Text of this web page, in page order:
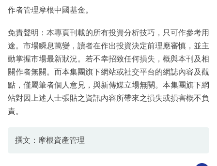
作者管理摩根中國基金。
免責聲明：本專頁刊載的所有投資分析技巧，只可作參考用
途。市場瞬息萬變，讀者在作出投資決定前理應審慎，並主
動掌握市場最新狀況。若不幸招致任何損失，概與本刊及相
關作者無關。而本集團旗下網站或社交平台的網誌內容及觀
點，僅屬筆者個人意見，與新傳媒立場無關。本集團旗下網
站對因上述人士張貼之資訊內容所帶來之損失或損害概不負
責。
撰文：摩根資產管理